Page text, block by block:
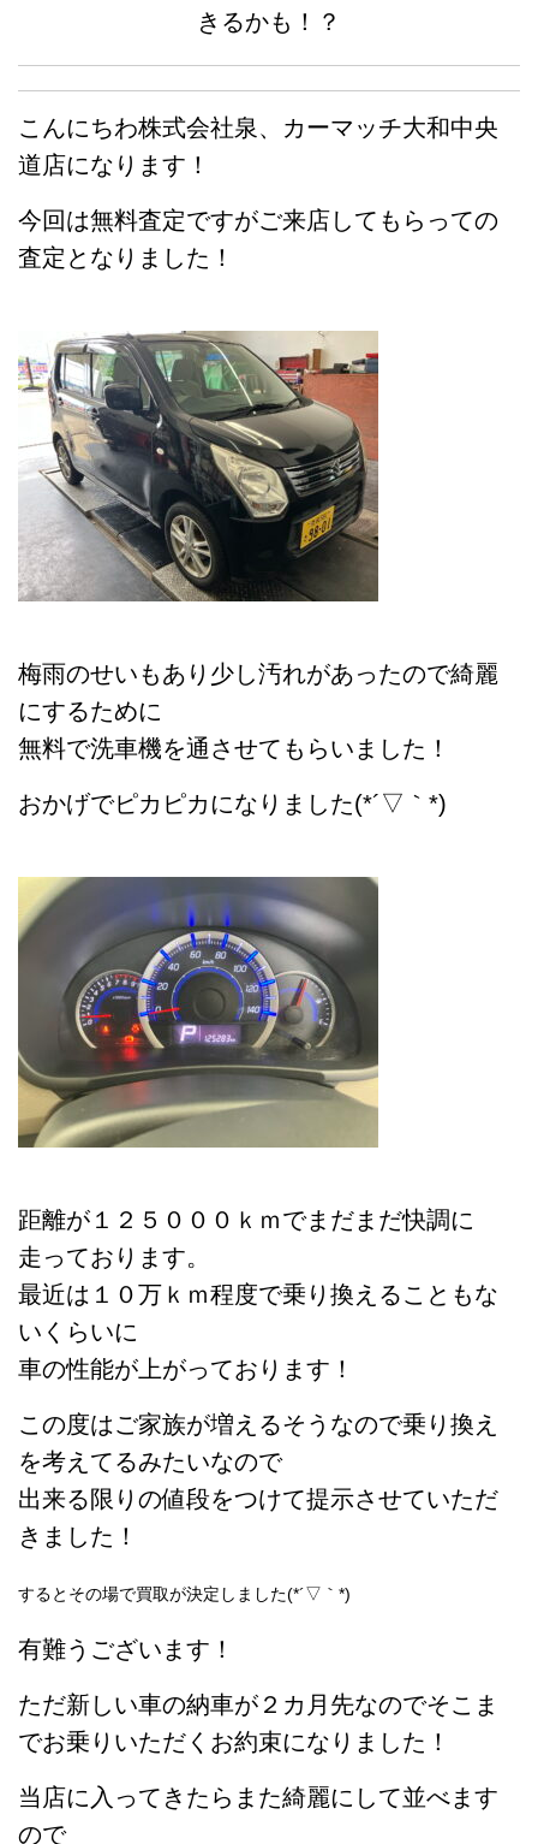
きるかも！？
こんにちわ株式会社泉、カーマッチ大和中央
道店になります！
今回は無料査定ですがご来店してもらっての
査定となりました！
梅雨のせいもあり少し汚れがあったので綺麗
にするために
無料で洗車機を通させてもらいました！
おかげでピカピカになりました(*´▽｀*)
距離が１２５０００ｋｍでまだまだ快調に
走っております。
最近は１０万ｋｍ程度で乗り換えることもな
いくらいに
車の性能が上がっております！
この度はご家族が増えるそうなので乗り換え
を考えてるみたいなので
出来る限りの値段をつけて提示させていただ
きました！
するとその場で買取が決定しました(*´▽｀*)
有難うございます！
ただ新しい車の納車が２カ月先なのでそこま
でお乗りいただくお約束になりました！
当店に入ってきたらまた綺麗にして並べます
ので